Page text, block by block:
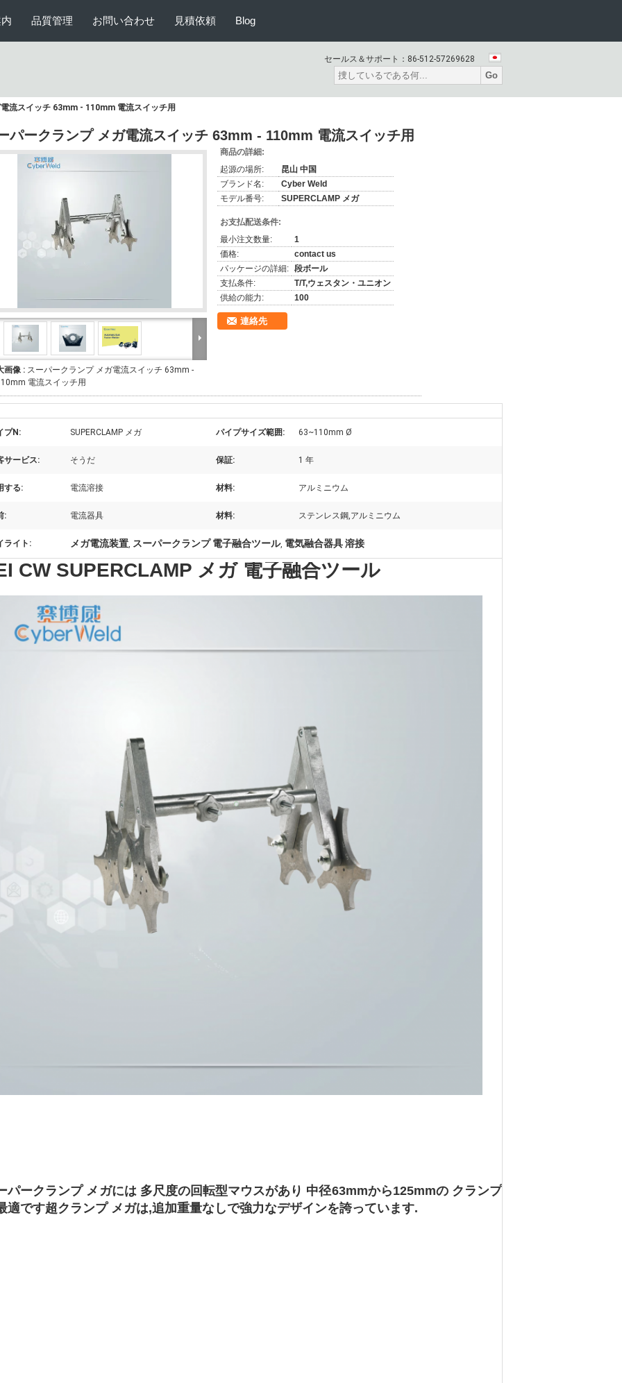
品質管理 お問い合わせ 見積依頼 Blog
セールス＆サポート： 86-512-57269628
Go
流スイッチ 63mm - 110mm 電流スイッチ用
パークランプ メガ電流スイッチ 63mm - 110mm 電流スイッチ用
画像 : スーパークランプ メガ電流スイッチ 63mm -
電流スイッチ用
商品の詳細:
起源の場所:
昆山 中国
ブランド名:
Cyber Weld
モデル番号:
SUPERCLAMP メガ
お支払配送条件:
最小注文数量:
1
価格:
contact us
パッケージの詳細: 段ボール
支払条件:
T/T,ウェスタン・ユニオン
供給の能力:
100
連絡先
プN: SUPERCLAMP メガ パイプサイズ範囲: 63~110mm Ø
サービス: そうだ 保証: 1 年
する: 電流溶接 材料: アルミニウム
: 電流器具 材料: ステンレス鋼,アルミニウム
ライト: メガ電流装置, スーパークランプ 電子融合ツール, 電気融合器具 溶接
CW SUPERCLAMP メガ 電子融合ツール
パークランプ メガには 多尺度の回転型マウスがあり 中径63mmから125mmの クランプ
適です超クランプ メガは,追加重量なしで強力なデザインを誇っています.